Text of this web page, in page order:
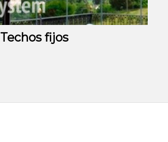
Techos fijos